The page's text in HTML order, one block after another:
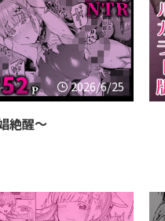
2026/6/25
絶醒〜